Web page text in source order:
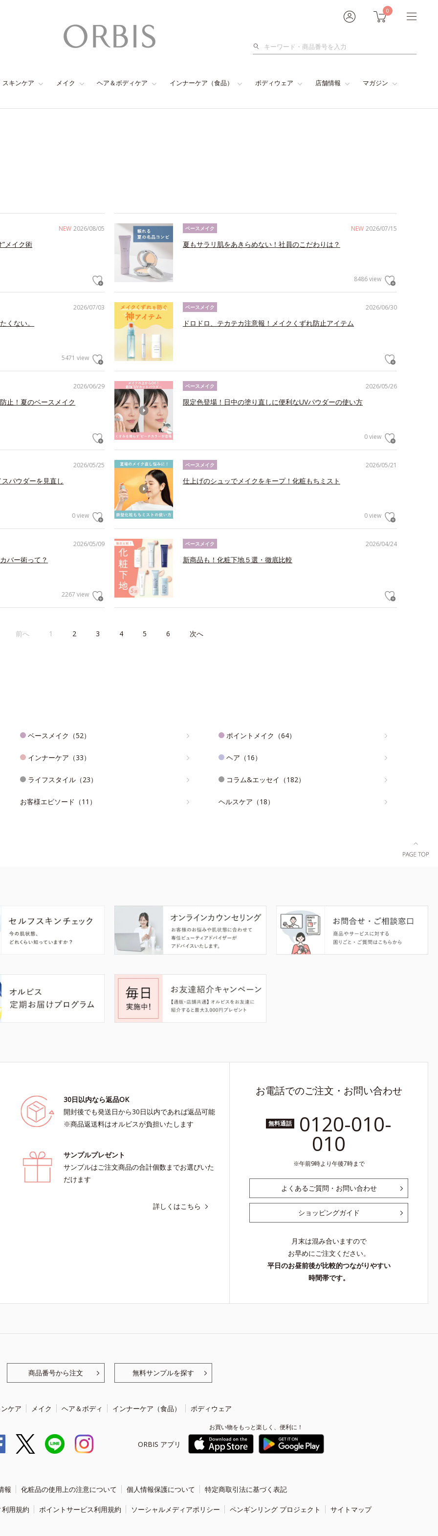
0
検
スキンケア メイク ヘア＆ボディケア インナーケア（食品） ボディウェア 店舗情報 マガジン
NEW 2026/08/05
メイク術
NEW 2026/07/15
ベースメイク
夏もサラリ肌をあきらめない！社員のこだわりは？
8486 view
2026/07/03
くない。
5471 view
2026/06/30
ベースメイク
ドロドロ、テカテカ注意報！メイクくずれ防止アイテム
2026/06/29
止！夏のベースメイク
2026/05/26
ベースメイク
限定色登場！日中の塗り直しに便利なUVパウダーの使い方
0 view
2026/05/25
パウダーを見直し
0 view
2026/05/21
ベースメイク
仕上げのシュッでメイクをキープ！化粧もちミスト
0 view
2026/05/09
バー術って？
2267 view
2026/04/24
ベースメイク
新商品も！化粧下地５選・徹底比較
前へ 1 2 3 4 5 6 次へ
ベースメイク（52） ポイントメイク（64）
インナーケア（33） ヘア（16）
ライフスタイル（23） コラム&エッセイ（182）
お客様エピソード（11） ヘルスケア（18）
30日以内なら返品OK
開封後でも発送日から30日以内であれば返品可能
※商品返送料はオルビスが負担いたします
サンプルプレゼント
サンプルはご注文商品の合計個数までお選びいた
だけます
詳しくはこちら
お電話でのご注文・お問い合わせ
無料通話 0120-010-
010
午前9時より午後7時まで
よくあるご質問・お問い合わせ
ショッピングガイド
月末は混み合いますので
お早めにご注文ください。
平日のお昼前後が比較的つながりやすい
時間帯です。
商品番号から注文 無料サンプルを探す
ケア メイク ヘア＆ボディ インナーケア（食品） ボディウェア
ORBIS アプリ
お買い物をもっと楽しく、便利に！
報 化粧品の使用上の注意について 個人情報保護について 特定商取引法に基づく表記
用規約 ポイントサービス利用規約 ソーシャルメディアポリシー ペンギンリング プロジェクト サイトマップ